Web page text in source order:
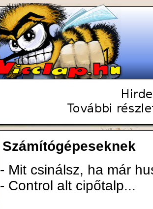
Számítógépeseknek
- Mit csinálsz, ha már
- Control alt cipőtalp...